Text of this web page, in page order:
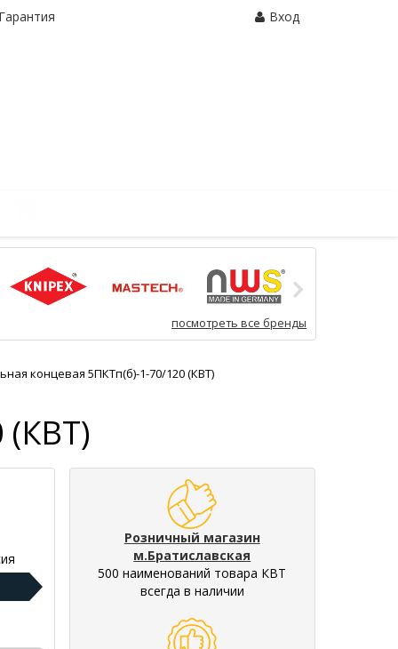
Гарантия Вход
посмотреть все бренды
концевая 5ПКТп(б)-1-70/120 (КВТ)
(КВТ)
Розничный магазин
м.Братиславская
500 наименований товара КВТ
всегда в наличии